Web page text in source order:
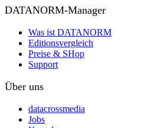
DATANORM-Manager
Was ist DATANORM
Editionsvergleich
Preise & SHop
Support
Über uns
datacrossmedia
Jobs